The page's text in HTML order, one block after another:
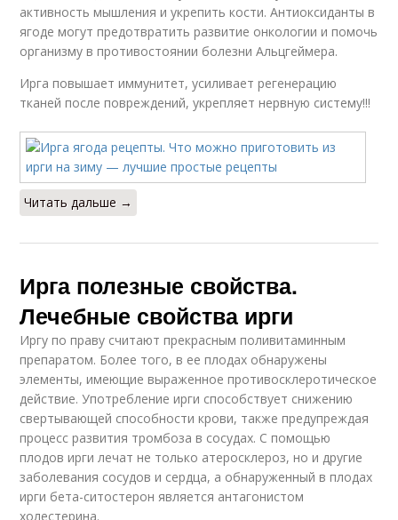
активность мышления и укрепить кости. Антиоксиданты в
ягоде могут предотвратить развитие онкологии и помочь
организму в противостоянии болезни Альцгеймера.
Ирга повышает иммунитет, усиливает регенерацию
тканей после повреждений, укрепляет нервную систему!!!
Читать дальше →
Ирга полезные свойства.
Лечебные свойства ирги
Иргу по праву считают прекрасным поливитаминным
препаратом. Более того, в ее плодах обнаружены
элементы, имеющие выраженное противосклеротическое
действие. Употребление ирги способствует снижению
свертывающей способности крови, также предупреждая
процесс развития тромбоза в сосудах. С помощью
плодов ирги лечат не только атеросклероз, но и другие
заболевания сосудов и сердца, а обнаруженный в плодах
ирги бета-ситостерон является антагонистом
холестерина.